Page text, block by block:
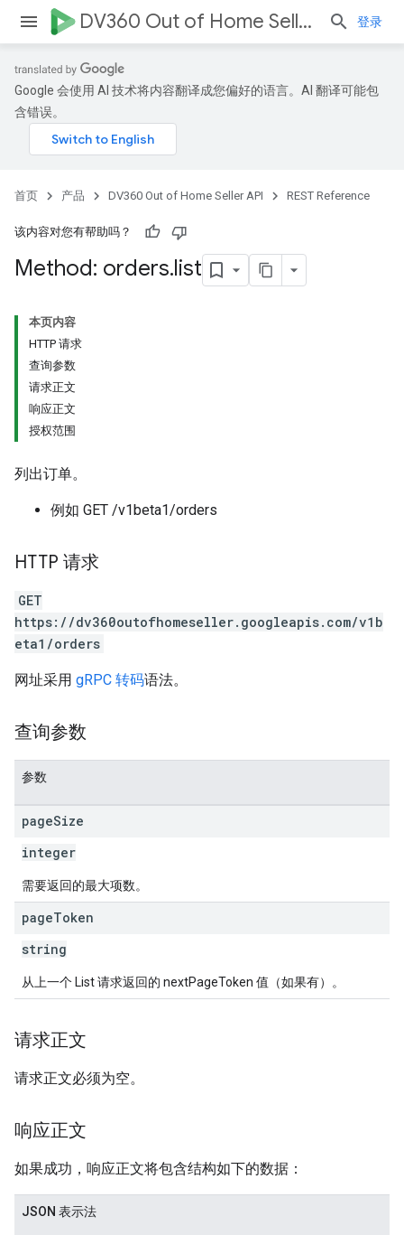
DV360 Out of Home Seller API 登录
Google 会使用 AI 技术将内容翻译成您偏好的语言。AI 翻译可能包
含错误。
首页 产品 DV360 Out of Home Seller API REST Reference
该内容对您有帮助吗？
Method: orders.list
本页内容
HTTP 请求
查询参数
请求正文
响应正文
授权范围
列出订单。
例如 GET /v1beta1/orders
HTTP 请求
GET
https://dv360outofhomeseller.googleapis.com/v1b
eta1/orders
网址采用 gRPC 转码语法。
查询参数
参数
pageSize
integer
需要返回的最大项数。
pageToken
string
从上一个 List 请求返回的 nextPageToken 值（如果有）。
请求正文
请求正文必须为空。
响应正文
如果成功，响应正文将包含结构如下的数据：
JSON 表示法